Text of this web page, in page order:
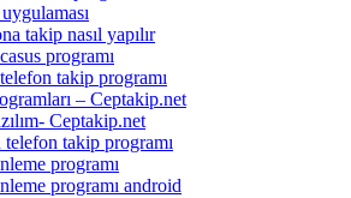
takip nasıl yapılır
programı
takip programı
– Ceptakip.net
Ceptakip.net
takip programı
programı
programı android